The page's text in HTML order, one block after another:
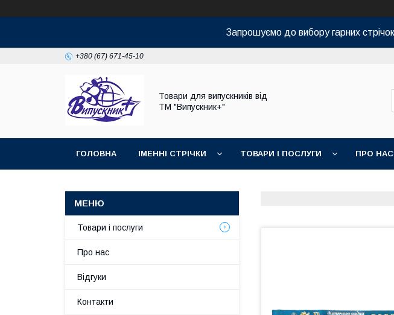
Запрошуємо до вибору гарних
+380 (67) 671-45-10
Товари для випускників від
ТМ "Випускник+"
ГОЛОВНА ІМЕННІ СТРІЧКИ ТОВАРИ І ПОСЛУГИ ПРО НАС
Товари і послуги
Про нас
Відгуки
Контакти